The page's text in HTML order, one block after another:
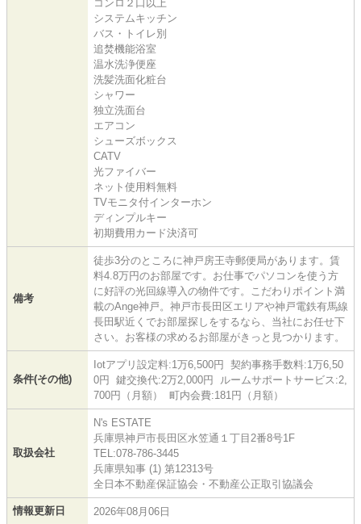
コンロ２口以上
システムキッチン
バス・トイレ別
追焚機能浴室
温水洗浄便座
洗髪洗面化粧台
シャワー
独立洗面台
エアコン
シューズボックス
CATV
光ファイバー
ネット使用料無料
TVモニタ付インターホン
ディンプルキー
初期費用カード決済可
備考
徒歩3分のところに神戸房王寺郵便局があります。賃
料4.8万円のお部屋です。お仕事でパソコンを使う方
に好評の光回線導入の物件です。こだわりポイント満
載のAnge神戸。神戸市長田区エリアや神戸電鉄有馬線
長田駅近くでお部屋探しをするなら、当社にお任せ下
さい。お客様の求めるお部屋がきっと見つかります。
条件(その他)
Iotアプリ設定料:1万6,500円 契約事務手数料:1万6,50
0円 鍵交換代:2万2,000円 ルームサポートサービス:2,
700円（月額） 町内会費:181円（月額）
取扱会社
N's ESTATE
兵庫県神戸市長田区水笠通１丁目2番8号1F
TEL:078-786-3445
兵庫県知事 (1) 第12313号
全日本不動産保証協会・不動産公正取引協議会
情報更新日 2026年08月06日